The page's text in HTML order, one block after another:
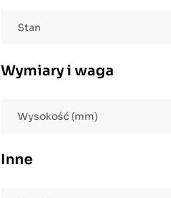
Stan
Wymiary i waga
Wysokość (mm)
Inne